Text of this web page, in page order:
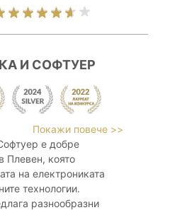
И СОФТУЕР
Покажи повече >>
е добре
Плевен, която
на електрониката
технологии.
разнообразни